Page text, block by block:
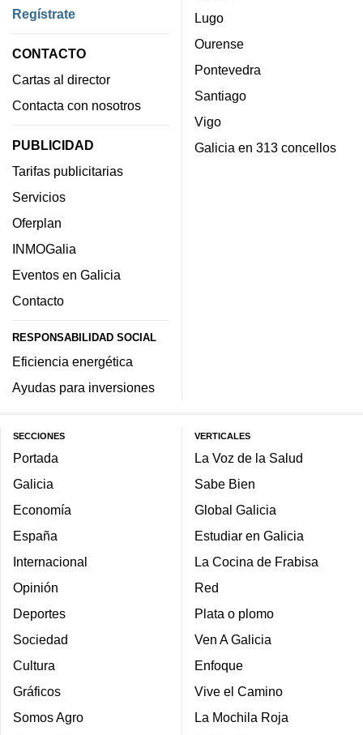
Regístrate
CONTACTO
Cartas al director
Contacta con nosotros
PUBLICIDAD
Tarifas publicitarias
Servicios
Oferplan
INMOGalia
Eventos en Galicia
Contacto
RESPONSABILIDAD SOCIAL
Eficiencia energética
Ayudas para inversiones
Lugo
Ourense
Pontevedra
Santiago
Vigo
Galicia en 313 concellos
SECCIONES
Portada
Galicia
Economía
España
Internacional
Opinión
Deportes
Sociedad
Cultura
Gráficos
Somos Agro
VERTICALES
La Voz de la Salud
Sabe Bien
Global Galicia
Estudiar en Galicia
La Cocina de Frabisa
Red
Plata o plomo
Ven A Galicia
Enfoque
Vive el Camino
La Mochila Roja